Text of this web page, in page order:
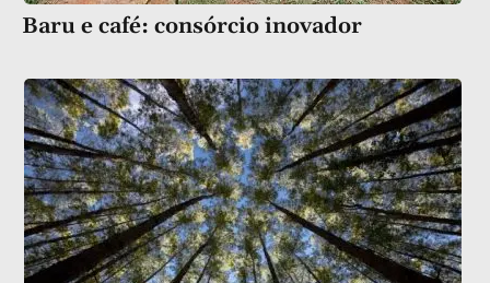
Baru e café: consórcio inovador